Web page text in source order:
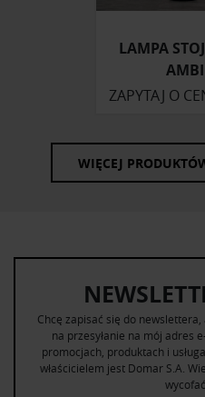
LAMPA
ZAPYTAJ O
WIĘCEJ
Chcę zapisać się do
na przesyłanie na mój adres
promocjach, produktach i
właścicielem jest Domar S.A.